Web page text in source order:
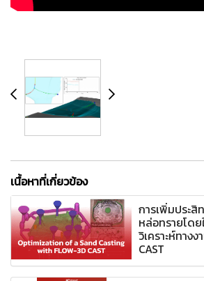
เนื้อหาที่เกี่ยวข้อง
การเพิ่มประสิ
หล่อทรายโด
วิเคราะห์ทาง
CAST